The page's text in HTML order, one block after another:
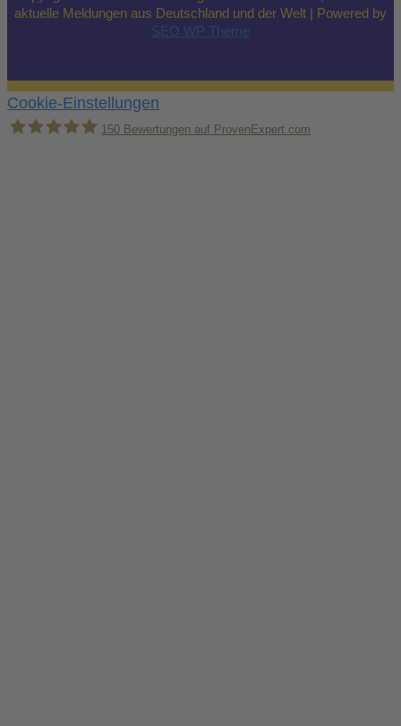
aktuelle Meldungen aus Deutschland und der Welt | Powered by
SEO WP Theme
Cookie-Einstellungen
150 Bewertungen auf ProvenExpert.com